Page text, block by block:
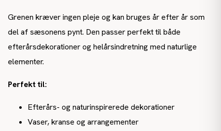
Grenen kræver ingen pleje og kan bruges år efter år som
del af sæsonens pynt. Den passer perfekt til både
efterårsdekorationer og helårsindretning med naturlige
elementer.
Perfekt til:
Efterårs- og naturinspirerede dekorationer
Vaser, kranse og arrangementer